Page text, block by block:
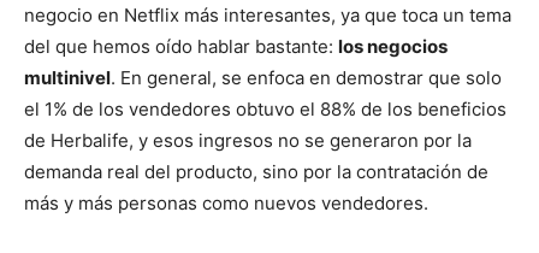
negocio en Netflix más interesantes, ya que toca un tema
del que hemos oído hablar bastante: los negocios
multinivel. En general, se enfoca en demostrar que solo
el 1% de los vendedores obtuvo el 88% de los beneficios
de Herbalife, y esos ingresos no se generaron por la
demanda real del producto, sino por la contratación de
más y más personas como nuevos vendedores.